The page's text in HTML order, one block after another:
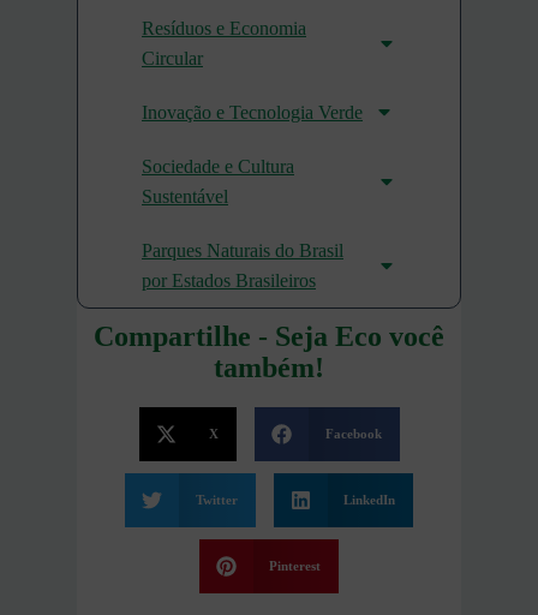
Resíduos e Economia
Circular
Inovação e Tecnologia Verde
Sociedade e Cultura
Sustentável
Parques Naturais do Brasil
por Estados Brasileiros
Compartilhe - Seja Eco você
também!
X Facebook
Twitter LinkedIn
Pinterest